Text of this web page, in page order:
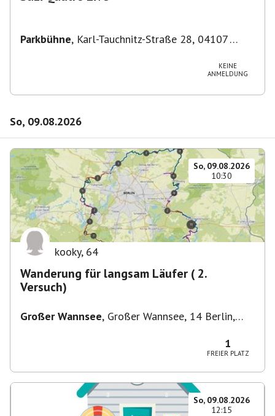
Parkbühne, Karl-Tauchnitz-Straße 28, 04107
KEINE
ANMELDUNG
So, 09.08.2026
So, 09.08.2026
10:30
kooky, 64
Wanderung für langsam Läufer ( 2.
Versuch)
Großer Wannsee, Großer Wannsee, 14 Berlin,
1
FREIER PLATZ
So, 09.08.2026
12:15